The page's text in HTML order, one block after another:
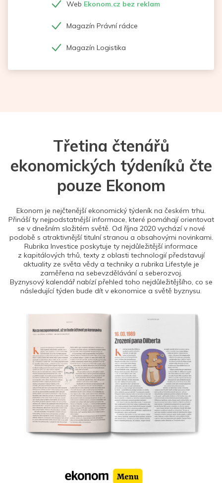
Web Ekonom.cz bez reklam
Magazín Právní rádce
Magazín Logistika
Třetina čtenářů
ekonomických týdeníků čte
pouze Ekonom
Ekonom je nejčtenější ekonomický týdeník na českém trhu.
Přináší ty nejpodstatnější informace, které pomáhají orientovat
se v dnešním složitém světě. Od října 2020 vychází v nové
podobě s atraktivnější titulní stranou a obsahovými novinkami.
Rubrika Investice poskytuje ty nejdůležitější informace
z kapitálových trhů, texty z oblasti technologií představují
aktuality ze světa vědy a techniky a rubrika Lifestyle je
zaměřena na sebevzdělávání a seberozvoj.
Byznysový kalendář nabízí přehled toho nejdůležitějšího, co se
následující týden bude dít v ekonomice a světě byznysu.